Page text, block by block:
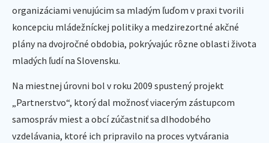
organizáciami venujúcim sa mladým ľuďom v praxi tvorili
koncepciu mládežníckej politiky a medzirezortné akčné
plány na dvojročné obdobia, pokrývajúc rôzne oblasti života
mladých ľudí na Slovensku.
Na miestnej úrovni bol v roku 2009 spustený projekt
„Partnerstvo“, ktorý dal možnosť viacerým zástupcom
samospráv miest a obcí zúčastniť sa dlhodobého
vzdelávania, ktoré ich pripravilo na proces vytvárania